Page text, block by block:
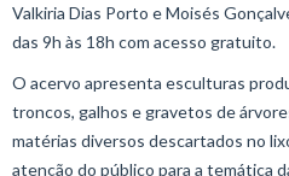
Valkiria Dias Porto e Moisés
das 9h às 18h com acesso gratuito.
O acervo apresenta esculturas
troncos, galhos e gravetos de
matérias diversos descartados no
atenção do público para a temática